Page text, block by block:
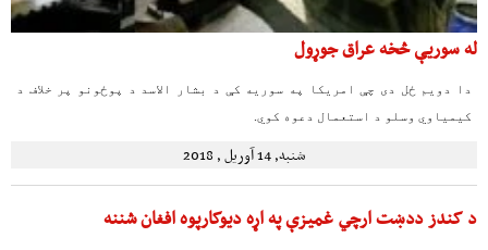
له سوریې څخه عراق جوړول
دا دویم ځل دی چې امریکا په سوریه کې د بشار الاسد د پوځونو پر خلاف د
کیمیاوي وسلو د استعمال دعوه کوي.
شنبه, 14 آوریل , 2018
د کندز ددښت ارچي غمیزې په اړه دیوکارپوه افغان شننه